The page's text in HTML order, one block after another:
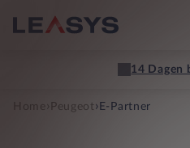
14 Dagen
Home Peugeot › E-Partner